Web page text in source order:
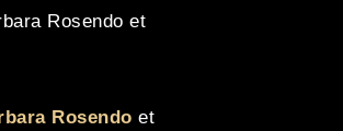
Rosendo et
Rosendo et